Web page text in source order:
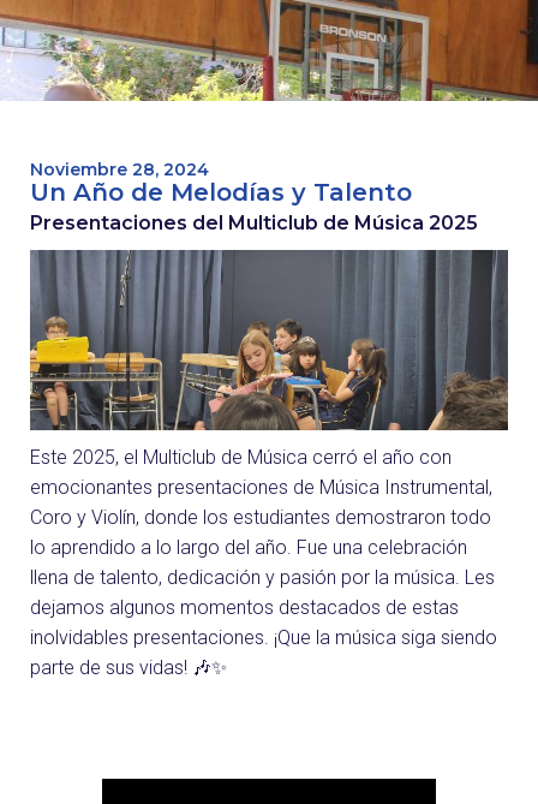
Noviembre 28, 2024
Un Año de Melodías y Talento
Presentaciones del Multiclub de Música 2025
Este 2025, el Multiclub de Música cerró el año con
emocionantes presentaciones de Música Instrumental,
Coro y Violín, donde los estudiantes demostraron todo
lo aprendido a lo largo del año. Fue una celebración
llena de talento, dedicación y pasión por la música. Les
dejamos algunos momentos destacados de estas
inolvidables presentaciones. ¡Que la música siga siendo
parte de sus vidas! 🎶✨